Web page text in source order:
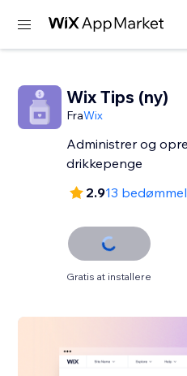
Wix Tips (ny)
FraWix
Administrer og
drikkepenge
2.913
Gratis at installere